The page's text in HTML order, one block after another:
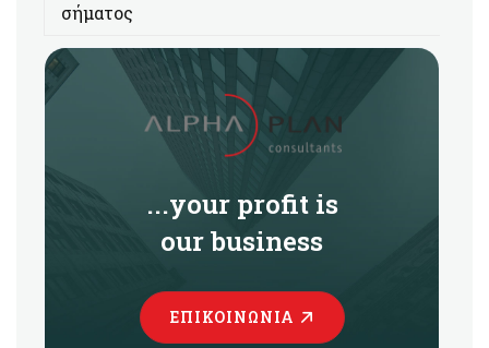
σήματος
...your profit is
our business
ΕΠΙΚΟΙΝΩΝΊΑ